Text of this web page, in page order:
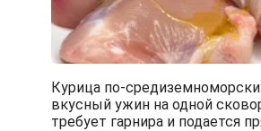
Курица по-
вкусный ужин на одной
требует гарнира и подается